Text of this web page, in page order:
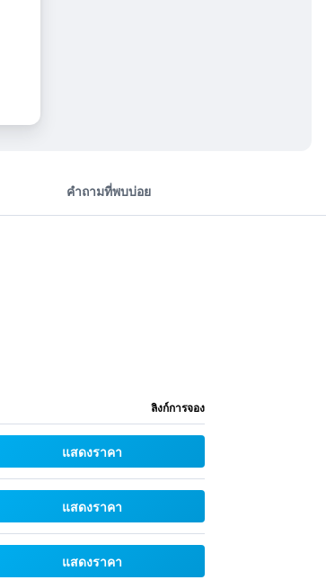
คำถามที่พบบ่อย
ลิงก์การจอง
แสดงราคา
แสดงราคา
แสดงราคา